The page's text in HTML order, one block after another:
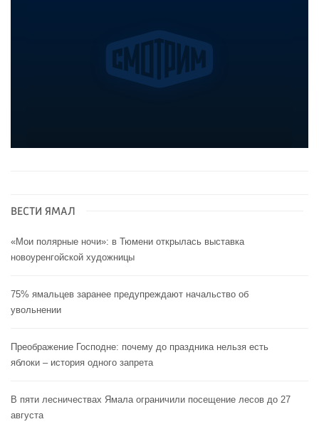
ВЕСТИ ЯМАЛ
«Мои полярные ночи»: в Тюмени открылась выставка
новоуренгойской художницы
75% ямальцев заранее предупреждают начальство об
увольнении
Преображение Господне: почему до праздника нельзя есть
яблоки – история одного запрета
В пяти лесничествах Ямала ограничили посещение лесов до 27
августа